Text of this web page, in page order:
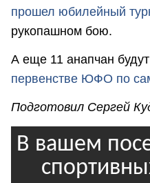
прошел юбилейный
рукопашном бою.
А еще 11 анапчан будут
первенстве ЮФО по
Подготовил Сергей